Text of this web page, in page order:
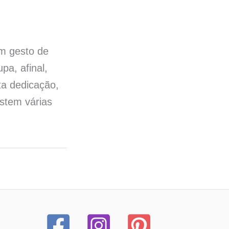
gesto de
afinal,
dedicação,
várias